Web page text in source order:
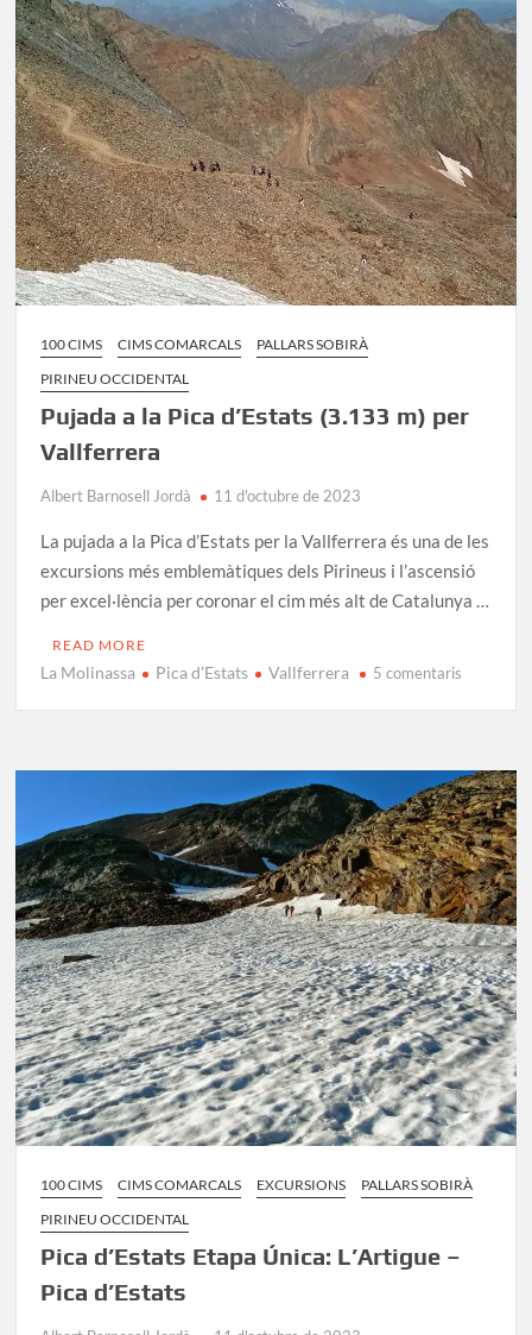
–
Besiberri
Nord
100 CIMS CIMS COMARCALS
PALLARS SOBIRÀ
PIRINEU OCCIDENTAL
Pujada a la Pica d’Estats (3.133 m) per
Vallferrera
Albert Barnosell Jordà 11 d'octubre de 2023
La pujada a la Pica d’Estats per la Vallferrera és una de les
excursions més emblemàtiques dels Pirineus i l’ascensió
per excel·lència per coronar el cim més alt de Catalunya …
READ MORE
La Molinassa Pica d'Estats Vallferrera 5 comentaris
Pica
d’Estats
(3.133
m)
per
100 CIMS CIMS COMARCALS EXCURSIONS
PALLARS SOBIRÀ
PIRINEU OCCIDENTAL
Pica d’Estats Etapa Única: L’Artigue –
Pica d’Estats